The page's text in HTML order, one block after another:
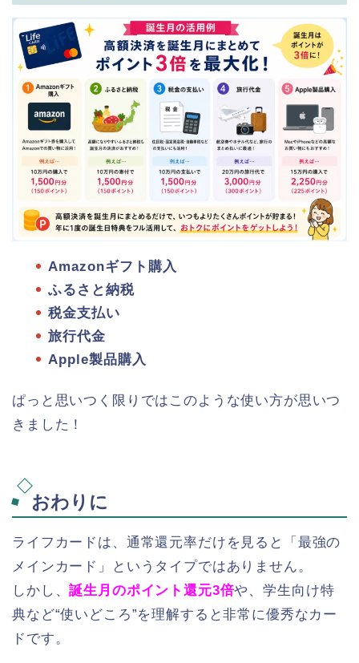
Amazonギフト購入
ふるさと納税
税金支払い
旅行代金
Apple製品購入
ぱっと思いつく限りではこのような使い方が思いつ
きました！
おわりに
ライフカードは、通常還元率だけを見ると「最強の
メインカード」というタイプではありません。
しかし、誕生月のポイント還元3倍や、学生向け特
典など“使いどころ”を理解すると非常に優秀なカー
ドです。